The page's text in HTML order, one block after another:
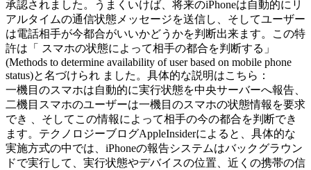
承認されました。うまくいけば、将来のiPhoneは自動的にリ
アルタイムの通信状態メッセージを送信し、そしてユーザー
は電話相手が今都合がいいかどうかを判断出来ます。この特
許は「 スマホの状態によって相手の都合を判断する」
(Methods to determine availability of user based on mobile phone
status)と名づけられ ました。具体的な説明はこちら：
一機目のスマホは自動的に実行状態を中央サーバーへ報告、
二機目スマホのユーザーは一機目のスマホの状態情報を要求
でき 、そしてこの情報によって相手の今の都合を判断でき
ます。テクノロジーブログAppleInsiderによると、具体的な
実施方式の中では、iPhoneの報告システムはバックグラウン
ドで実行して、実行状態やデバイスの位置、近くの携帯の信